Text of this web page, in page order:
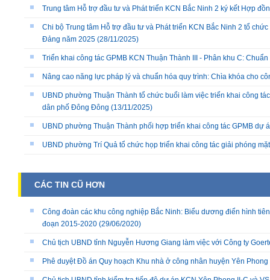
Trung tâm Hỗ trợ đầu tư và Phát triển KCN Bắc Ninh 2 ký kết Hợp
Chi bộ Trung tâm Hỗ trợ đầu tư và Phát triển KCN Bắc Ninh 2 tổ
Đảng năm 2025 (28/11/2025)
Triển khai công tác GPMB KCN Thuận Thành III - Phân khu C:
Nâng cao năng lực pháp lý và chuẩn hóa quy trình: Chìa khóa cho
UBND phường Thuận Thành tổ chức buổi làm việc triển khai công
dân phố Đông Đông (13/11/2025)
UBND phường Thuận Thành phối hợp triển khai công tác GPMB dự
UBND phường Trí Quả tổ chức họp triển khai công tác giải phóng
CÁC TIN CŨ HƠN
Công đoàn các khu công nghiệp Bắc Ninh: Biểu dương điển hình
đoạn 2015-2020 (29/06/2020)
Chủ tịch UBND tỉnh Nguyễn Hương Giang làm việc với Công ty
Phê duyệt Đồ án Quy hoạch Khu nhà ở công nhân huyện Yên Phong